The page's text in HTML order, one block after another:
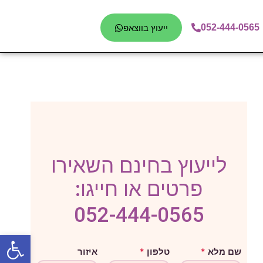
052-444-0565 ייעוץ בווצאפ
לייעוץ בחינם השאירו
פרטים או חייגו:
052-444-0565
שם מלא * טלפון * ט
ל
איזור
פתח